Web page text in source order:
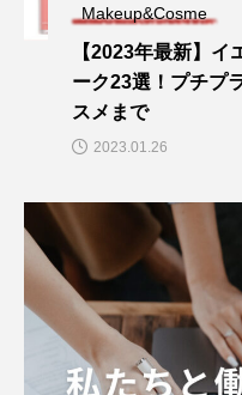
Makeup&Cosme
【2023年最新】
ーク23選！プチプ
スメまで
2023.01.26